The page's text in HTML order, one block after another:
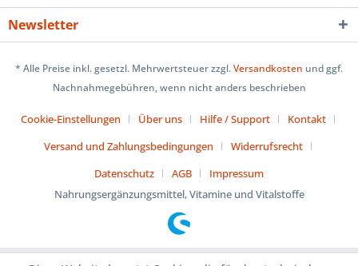
Newsletter
* Alle Preise inkl. gesetzl. Mehrwertsteuer zzgl.Versandkosten und ggf.
Nachnahmegebühren, wenn nicht anders beschrieben
Cookie-Einstellungen Über uns Hilfe / Support
Kontakt
Versand und Zahlungsbedingungen
Widerrufsrecht
Datenschutz
AGB
Impressum
Nahrungsergänzungsmittel, Vitamine und Vitalstoffe